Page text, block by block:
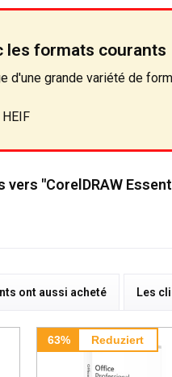
les formats courants
d'une grande variété de
"CorelDRAW
ont aussi acheté Les
63% Reduziert